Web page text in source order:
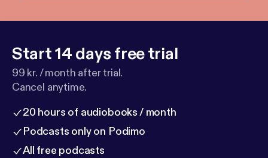
Start 14 days free trial
99 kr. / month after trial.
Cancel anytime.
20 hours of audiobooks / month
Podcasts only on Podimo
All free podcasts